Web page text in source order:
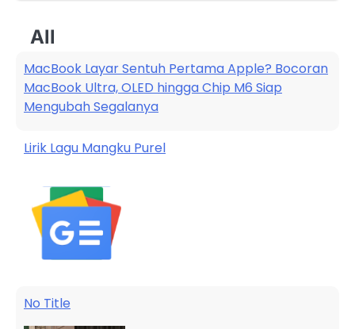
All
MacBook Layar Sentuh Pertama Apple? Bocoran
MacBook Ultra, OLED hingga Chip M6 Siap
Mengubah Segalanya
Lirik Lagu Mangku Purel
No Title